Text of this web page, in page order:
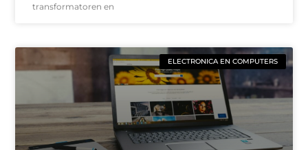
transformatoren en
ELECTRONICA EN COMPUTERS